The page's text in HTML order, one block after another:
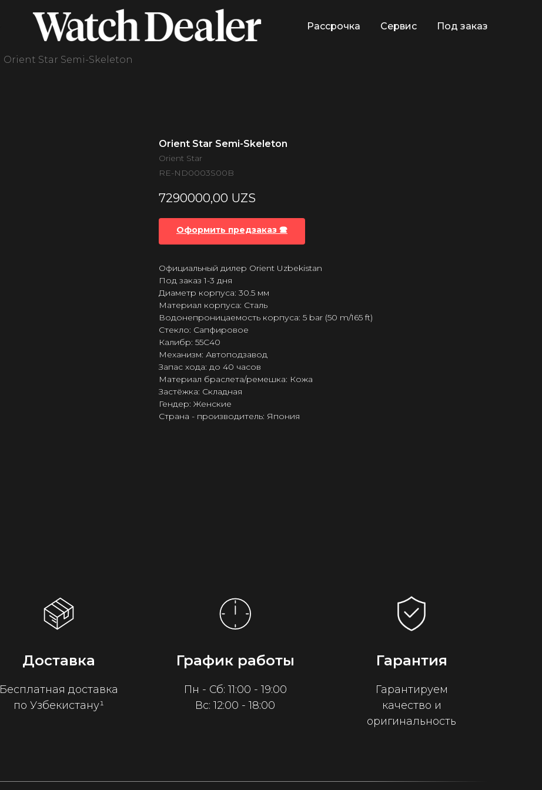
Рассрочка Сервис Под заказ
Orient Star Semi-Skeleton
Orient Star Semi-Skeleton
Orient Star
RE-ND0003S00B
7290000,00 UZS
Оформить предзаказ 🕿
Официальный дилер Orient Uzbekistan
Под заказ 1-3 дня
Диаметр корпуса: 30.5 мм
Материал корпуса: Сталь
Водонепроницаемость корпуса: 5 bar (50 m/165 ft)
Стекло: Сапфировое
Калибр: 55C40
Механизм: Автоподзавод
Запас хода: до 40 часов
Материал браслета/ремешка: Кожа
Застёжка: Складная
Гендер: Женские
Страна - производитель: Япония
Доставка
Бесплатная доставка
по Узбекистану¹
График работы
Пн - Сб: 11:00 - 19:00
Вс: 12:00 - 18:00
Гарантия
Гарантируем
качество и
оригинальность